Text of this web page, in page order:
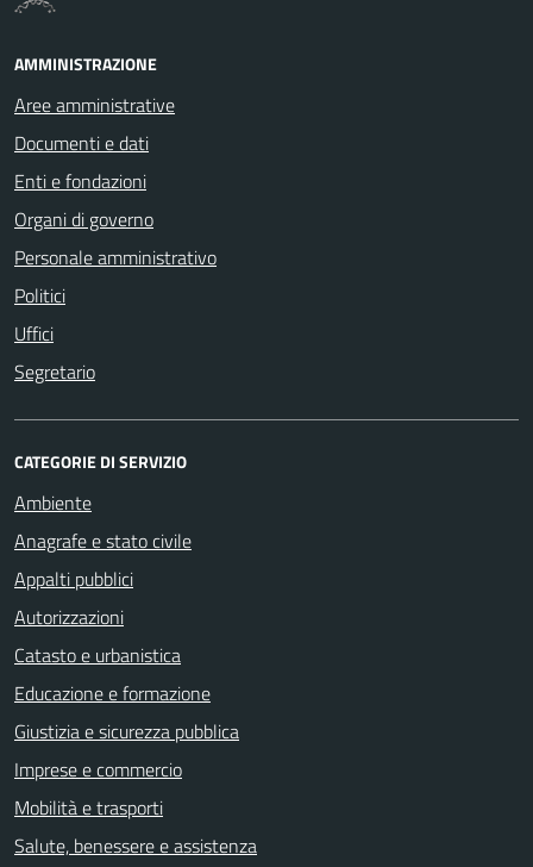
AMMINISTRAZIONE
Aree amministrative
Documenti e dati
Enti e fondazioni
Organi di governo
Personale amministrativo
Politici
Uffici
Segretario
CATEGORIE DI SERVIZIO
Ambiente
Anagrafe e stato civile
Appalti pubblici
Autorizzazioni
Catasto e urbanistica
Educazione e formazione
Giustizia e sicurezza pubblica
Imprese e commercio
Mobilità e trasporti
Salute, benessere e assistenza